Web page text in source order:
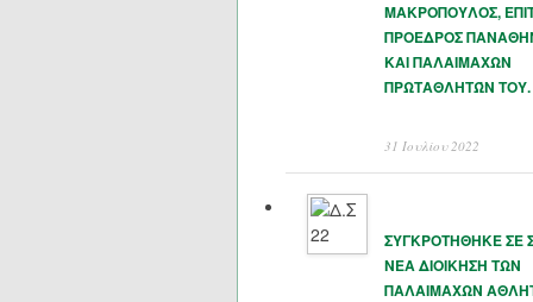
ΜΑΚΡΟΠΟΥΛΟΣ,
ΠΡΟΕΔΡΟΣ
ΚΑΙ ΠΑΛΑΙΜΑΧΩΝ
ΠΡΩΤΑΘΛΗΤΏΝ ΤΟΥ.
31 Ιουλίου 2022
ΣΥΓΚΡΟΤΗΘΗΚΕ ΣΕ
ΝΕΑ ΔΙΟΙΚΗΣΗ ΤΩΝ
ΠΑΛΑΙΜΑΧΩΝ